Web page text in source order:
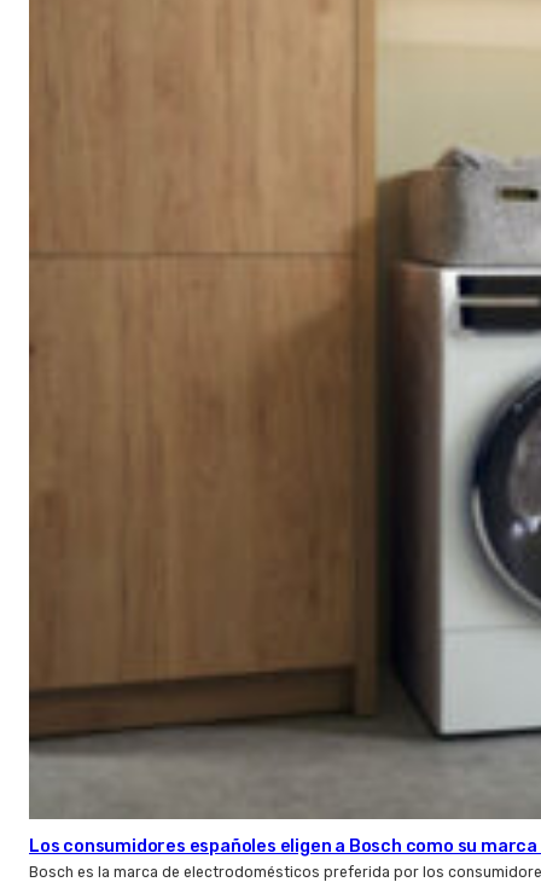
Los consumidores españoles eligen a Bosch como su
Bosch es la marca de electrodomésticos preferida por los